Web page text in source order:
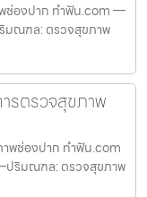
ช่องปาก ทำฟัน.com —
มณฑล: ตรวจสุขภาพ
ตรวจสุขภาพ
พช่องปาก ทำฟัน.com
ปริมณฑล: ตรวจสุขภาพ